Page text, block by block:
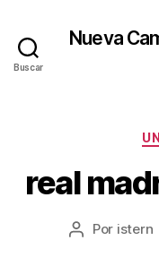
Buscar
Nueva
real
Autor
Por istern